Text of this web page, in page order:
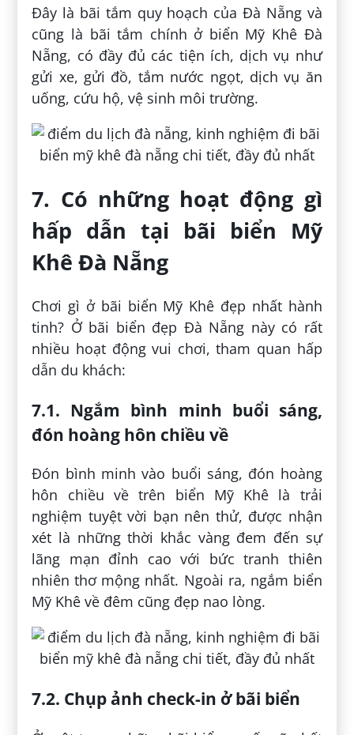
Đây là bãi tắm quy hoạch của Đà Nẵng và
cũng là bãi tắm chính ở biển Mỹ Khê Đà
Nẵng, có đầy đủ các tiện ích, dịch vụ như
gửi xe, gửi đồ, tắm nước ngọt, dịch vụ ăn
uống, cứu hộ, vệ sinh môi trường.
7. Có những hoạt động gì
hấp dẫn tại bãi biển Mỹ
Khê Đà Nẵng
Chơi gì ở bãi biển Mỹ Khê đẹp nhất hành
tinh? Ở bãi biển đẹp Đà Nẵng này có rất
nhiều hoạt động vui chơi, tham quan hấp
dẫn du khách:
7.1. Ngắm bình minh buổi sáng,
đón hoàng hôn chiều về
Đón bình minh vào buổi sáng, đón hoàng
hôn chiều về trên biển Mỹ Khê là trải
nghiệm tuyệt vời bạn nên thử, được nhận
xét là những thời khắc vàng đem đến sự
lãng mạn đỉnh cao với bức tranh thiên
nhiên thơ mộng nhất. Ngoài ra, ngắm biển
Mỹ Khê về đêm cũng đẹp nao lòng.
7.2. Chụp ảnh check-in ở bãi biển